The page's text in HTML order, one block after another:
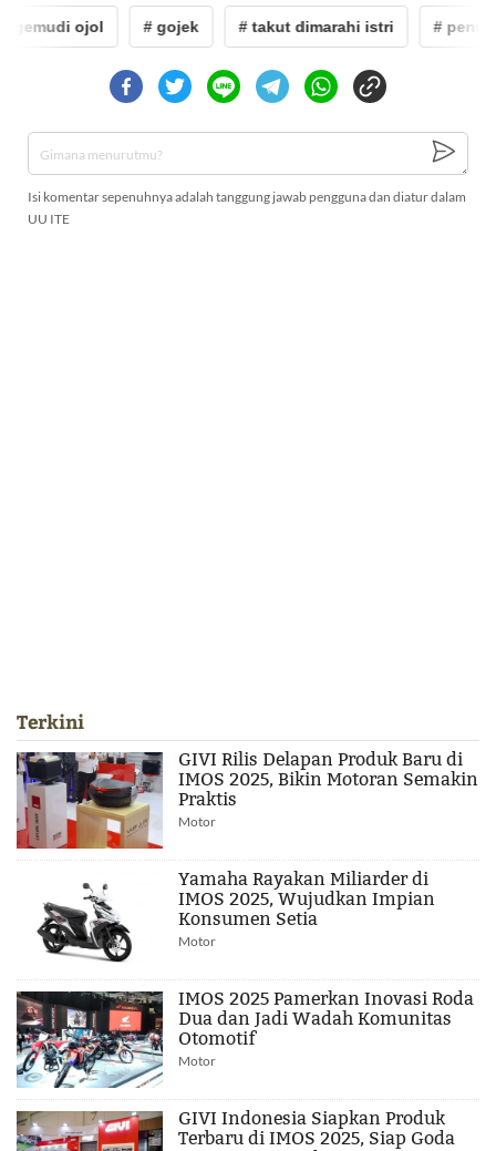
ojol # gojek # takut dimarahi istri #
Isi komentar sepenuhnya adalah tanggung jawab pengguna dan diatur dalam
UU ITE
Terkini
GIVI Rilis Delapan Produk Baru di
IMOS 2025, Bikin Motoran Semakin
Praktis
Motor
Yamaha Rayakan Miliarder di
IMOS 2025, Wujudkan Impian
Konsumen Setia
Motor
IMOS 2025 Pamerkan Inovasi Roda
Dua dan Jadi Wadah Komunitas
Otomotif
Motor
GIVI Indonesia Siapkan Produk
Terbaru di IMOS 2025, Siap Goda